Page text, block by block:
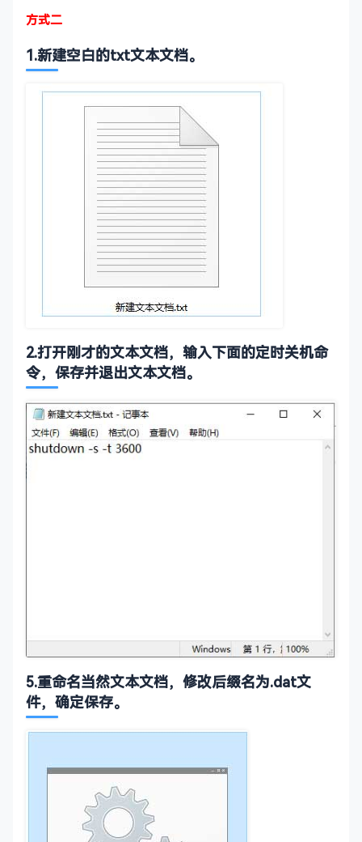
方式二
‌1.新建空白的txt文本文档。
‌2.打开刚才的文本文档，输入下面的定时关机命
令，保存并退出文本文档。
‌5.重命名当然文本文档，修改后缀名为.dat文
件，确定保存。